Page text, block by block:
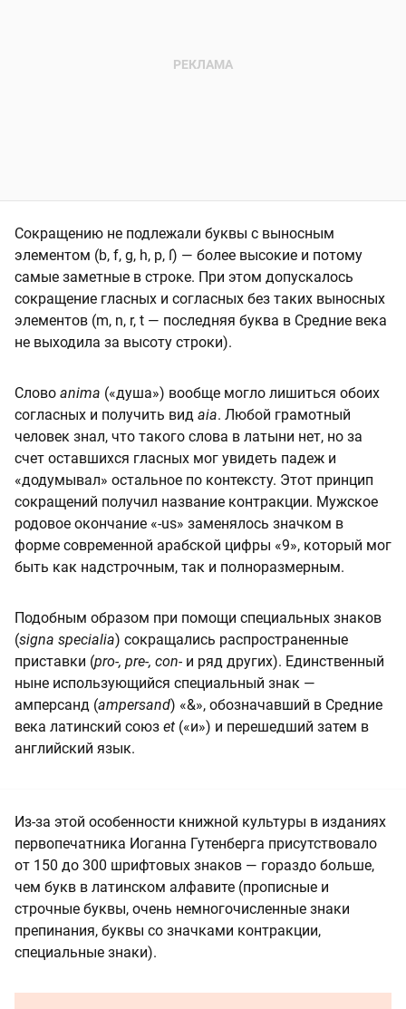
Сокращению не подлежали буквы с выносным
элементом (b, f, g, h, p, ſ) — более высокие и потому
самые заметные в строке. При этом допускалось
сокращение гласных и согласных без таких выносных
элементов (m, n, r, t — последняя буква в Средние века
не выходила за высоту строки).
Слово anima («душа») вообще могло лишиться обоих
согласных и получить вид aia. Любой грамотный
человек знал, что такого слова в латыни нет, но за
счет оставшихся гласных мог увидеть падеж и
«додумывал» остальное по контексту. Этот принцип
сокращений получил название контракции. Мужское
родовое окончание «-us» заменялось значком в
форме современной арабской цифры «9», который мог
быть как надстрочным, так и полноразмерным.
Подобным образом при помощи специальных знаков
(signa specialia) сокращались распространенные
приставки (pro-, pre-, con- и ряд других). Единственный
ныне использующийся специальный знак —
амперсанд (ampersand) «&», обозначавший в Средние
века латинский союз et («и») и перешедший затем в
английский язык.
Из-за этой особенности книжной культуры в изданиях
первопечатника Иоганна Гутенберга присутствовало
от 150 до 300 шрифтовых знаков — гораздо больше,
чем букв в латинском алфавите (прописные и
строчные буквы, очень немногочисленные знаки
препинания, буквы со значками контракции,
специальные знаки).